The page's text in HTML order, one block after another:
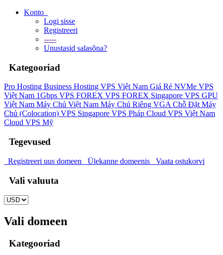
Konto
Logi sisse
Registreeri
-----
Unustasid salasõna?
Kategooriad
Pro Hosting Business Hosting VPS Việt Nam Giá Rẻ NVMe VPS
Việt Nam 1Gbps VPS FOREX VPS FOREX Singapore VPS GPU
Việt Nam Máy Chủ Việt Nam Máy Chủ Riêng VGAChỗ Đặt Máy
Chủ (Colocation) VPS Singapore VPS Pháp Cloud VPS Việt Nam
Cloud VPS Mỹ
Tegevused
Registreeri uus domeen Ülekanne domeenis Vaata ostukorvi
Vali valuuta
Vali domeen
Kategooriad